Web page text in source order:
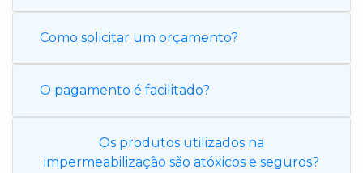
Como solicitar um orçamento?
O pagamento é facilitado?
Os produtos utilizados na
impermeabilização são atóxicos e seguros?